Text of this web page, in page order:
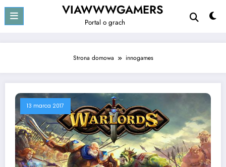
treści
VIAWWWGAMERS
Portal o grach
Strona domowa innogames
13 marca 2017